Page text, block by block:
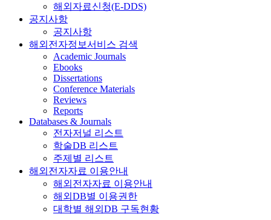
해외자료신청(E-DDS)
공지사항
공지사항
해외전자정보서비스 검색
Academic Journals
Ebooks
Dissertations
Conference Materials
Reviews
Reports
Databases & Journals
전자저널 리스트
학술DB 리스트
주제별 리스트
해외전자자료 이용안내
해외전자자료 이용안내
해외DB별 이용권한
대학별 해외DB 구독현황